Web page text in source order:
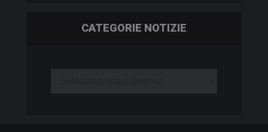
CATEGORIE NOTIZIE